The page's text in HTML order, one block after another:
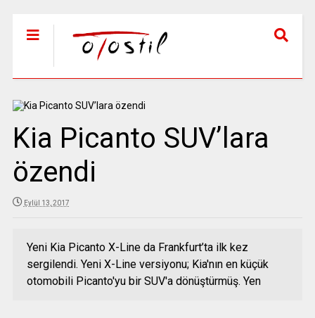
Kia Picanto SUV’lara
özendi
Eylül 13, 2017
Yeni Kia Picanto X-Line da Frankfurt’ta ilk kez
sergilendi. Yeni X-Line versiyonu; Kia'nın en küçük
otomobili Picanto'yu bir SUV'a dönüştürmüş. Yen